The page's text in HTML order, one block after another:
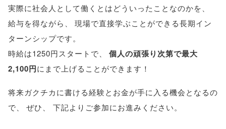
実際に社会人として働くとはどういったことなのかを、
給与を得ながら 、
現場で直接学ぶことができる長期イン
ターンシップです。
時給は1250円スタートで、
個人の頑張り次第で最大
2,100円にまで上げることができます！
将来ガクチカに書ける経験とお金が手に入る機会となるの
で、 ぜひ、 下記よりご参加にお進みください。